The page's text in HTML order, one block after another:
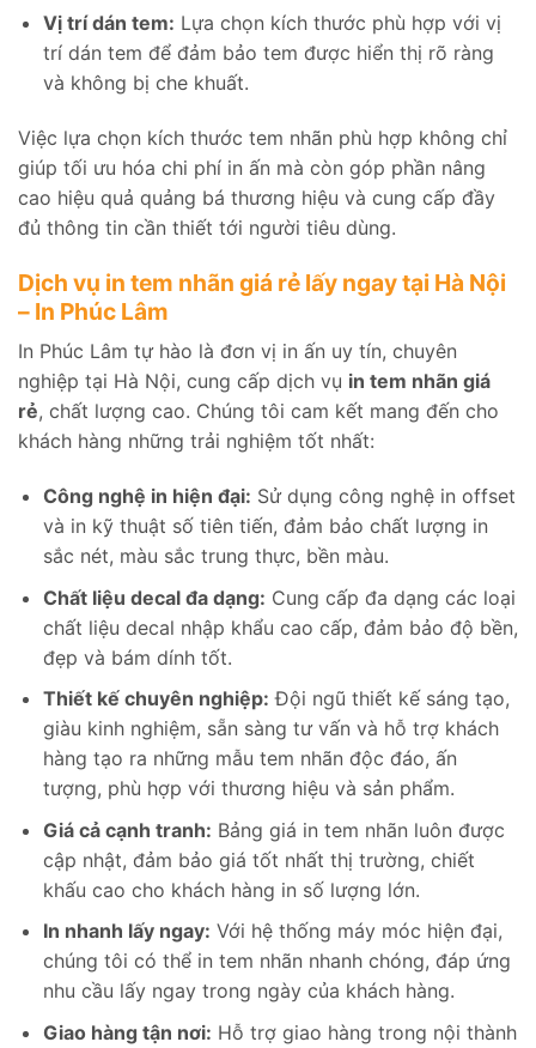
Vị trí dán tem: Lựa chọn kích thước phù hợp với vị
trí dán tem để đảm bảo tem được hiển thị rõ ràng
và không bị che khuất.
Việc lựa chọn kích thước tem nhãn phù hợp không chỉ
giúp tối ưu hóa chi phí in ấn mà còn góp phần nâng
cao hiệu quả quảng bá thương hiệu và cung cấp đầy
đủ thông tin cần thiết tới người tiêu dùng.
Dịch vụ in tem nhãn giá rẻ lấy ngay tại Hà Nội
– In Phúc Lâm
In Phúc Lâm tự hào là đơn vị in ấn uy tín, chuyên
nghiệp tại Hà Nội, cung cấp dịch vụ in tem nhãn giá
rẻ, chất lượng cao. Chúng tôi cam kết mang đến cho
khách hàng những trải nghiệm tốt nhất:
Công nghệ in hiện đại: Sử dụng công nghệ in offset
và in kỹ thuật số tiên tiến, đảm bảo chất lượng in
sắc nét, màu sắc trung thực, bền màu.
Chất liệu decal đa dạng: Cung cấp đa dạng các loại
chất liệu decal nhập khẩu cao cấp, đảm bảo độ bền,
đẹp và bám dính tốt.
Thiết kế chuyên nghiệp: Đội ngũ thiết kế sáng tạo,
giàu kinh nghiệm, sẵn sàng tư vấn và hỗ trợ khách
hàng tạo ra những mẫu tem nhãn độc đáo, ấn
tượng, phù hợp với thương hiệu và sản phẩm.
Giá cả cạnh tranh: Bảng giá in tem nhãn luôn được
cập nhật, đảm bảo giá tốt nhất thị trường, chiết
khấu cao cho khách hàng in số lượng lớn.
In nhanh lấy ngay: Với hệ thống máy móc hiện đại,
chúng tôi có thể in tem nhãn nhanh chóng, đáp ứng
nhu cầu lấy ngay trong ngày của khách hàng.
Giao hàng tận nơi: Hỗ trợ giao hàng trong nội thành